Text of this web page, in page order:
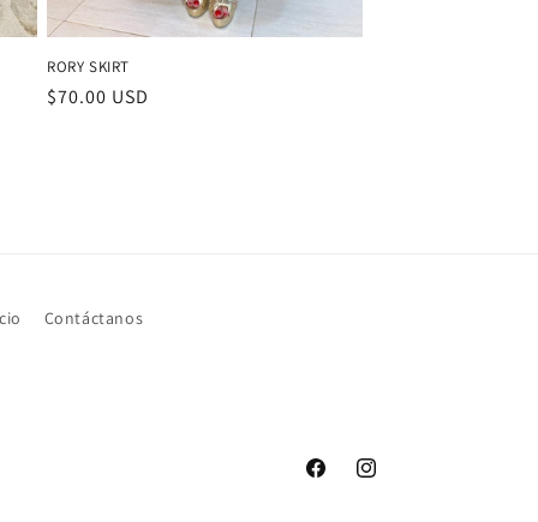
RORY SKIRT
Precio
$70.00 USD
Contáctanos
FacebookInstagram